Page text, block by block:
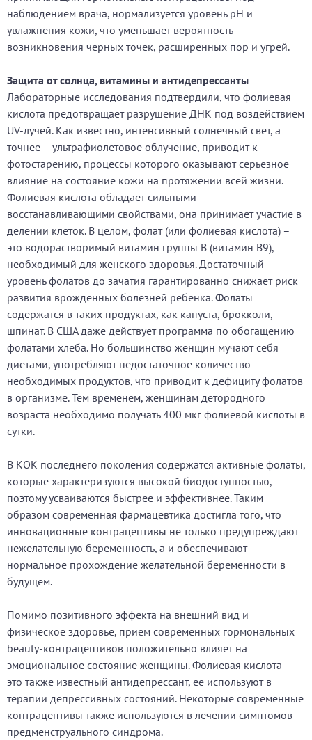
наблюдением врача, нормализуется уровень pH и
увлажнения кожи, что уменьшает вероятность
возникновения черных точек, расширенных пор и угрей.
Защита от солнца, витамины и антидепрессанты
Лабораторные исследования подтвердили, что фолиевая
кислота предотвращает разрушение ДНК под воздействием
UV-лучей. Как известно, интенсивный солнечный свет, а
точнее – ультрафиолетовое облучение, приводит к
фотостарению, процессы которого оказывают серьезное
влияние на состояние кожи на протяжении всей жизни.
Фолиевая кислота обладает сильными
восстанавливающими свойствами, она принимает участие в
делении клеток. В целом, фолат (или фолиевая кислота) –
это водорастворимый витамин группы В (витамин В9),
необходимый для женского здоровья. Достаточный
уровень фолатов до зачатия гарантированно снижает риск
развития врожденных болезней ребенка. Фолаты
содержатся в таких продуктах, как капуста, брокколи,
шпинат. В США даже действует программа по обогащению
фолатами хлеба. Но большинство женщин мучают себя
диетами, употребляют недостаточное количество
необходимых продуктов, что приводит к дефициту фолатов
в организме. Тем временем, женщинам детородного
возраста необходимо получать 400 мкг фолиевой кислоты в
сутки.
В КОК последнего поколения содержатся активные фолаты,
которые характеризуются высокой биодоступностью,
поэтому усваиваются быстрее и эффективнее. Таким
образом современная фармацевтика достигла того, что
инновационные контрацептивы не только предупреждают
нежелательную беременность, а и обеспечивают
нормальное прохождение желательной беременности в
будущем.
Помимо позитивного эффекта на внешний вид и
физическое здоровье, прием современных гормональных
beauty-контрацептивов положительно влияет на
эмоциональное состояние женщины. Фолиевая кислота –
это также известный антидепрессант, ее используют в
терапии депрессивных состояний. Некоторые современные
контрацептивы также используются в лечении симптомов
предменструального синдрома.